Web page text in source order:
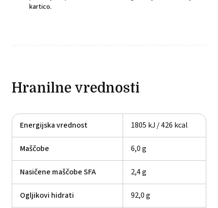
kartico.
Hranilne vrednosti
Energijska vrednost 1805 kJ / 426 kcal
Maščobe 6,0 g
Nasičene maščobe SFA 2,4 g
Ogljikovi hidrati 92,0 g